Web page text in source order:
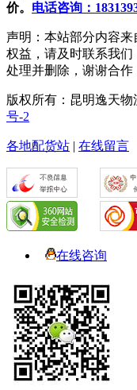
价。 电话咨询：
声明：本站部分内容来
权益，请及时联系我
处理并删除，谢谢合作
版权所有：昆明逸天物
号-2
各地配货站 | 在线留言
在线咨询